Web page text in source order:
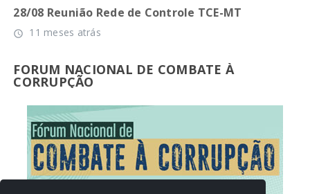
28/08 Reunião Rede de Controle TCE-MT
access_time 11 meses atrás
FORUM NACIONAL DE COMBATE À
CORRUPÇÃO